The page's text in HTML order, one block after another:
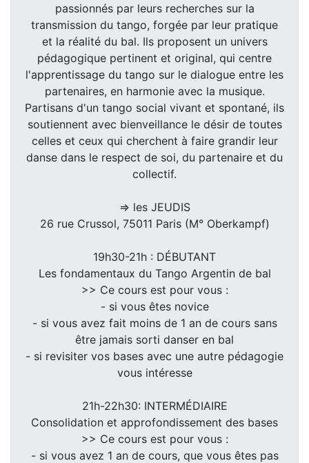
passionnés par leurs recherches sur la
transmission du tango, forgée par leur pratique
et la réalité du bal. Ils proposent un univers
pédagogique pertinent et original, qui centre
l'apprentissage du tango sur le dialogue entre les
partenaires, en harmonie avec la musique.
Partisans d'un tango social vivant et spontané, ils
soutiennent avec bienveillance le désir de toutes
celles et ceux qui cherchent à faire grandir leur
danse dans le respect de soi, du partenaire et du
collectif.
=> les JEUDIS
26 rue Crussol, 75011 Paris (M° Oberkampf)
19h30-21h : DÉBUTANT
Les fondamentaux du Tango Argentin de bal
>> Ce cours est pour vous :
- si vous êtes novice
- si vous avez fait moins de 1 an de cours sans
être jamais sorti danser en bal
- si revisiter vos bases avec une autre pédagogie
vous intéresse
21h-22h30: INTERMÉDIAIRE
Consolidation et approfondissement des bases
>> Ce cours est pour vous :
- si vous avez 1 an de cours, que vous êtes pas